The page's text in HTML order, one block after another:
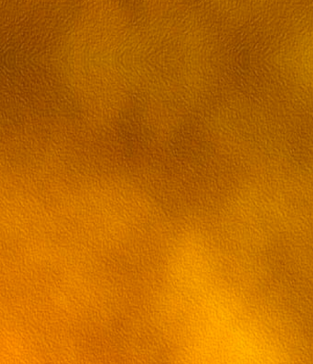
Паладин на поле 21 серия
Паладин на поле 22 серия
Паладин на поле 23 серия
Паладин на поле 24 серия
Паладин на поле 25 серия
Паладин на поле 26 серия
Паладин на поле 27 серия
Паладин на поле 28 серия
Паладин на поле 29 серия